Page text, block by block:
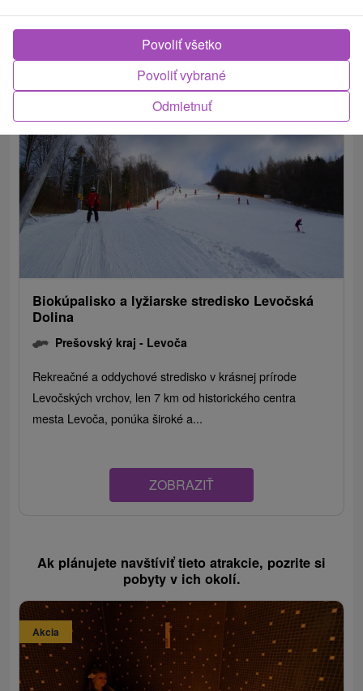
ZOBRAZIŤ
Biokúpalisko a lyžiarske stredisko Levočská
Dolina
Prešovský kraj - Levoča
Rekreačné a oddychové stredisko v krásnej prírode
Levočských vrchov, len 7 km od historického centra
mesta Levoča, ponúka široké a...
ZOBRAZIŤ
Ak plánujete navštíviť tieto atrakcie, pozrite si
pobyty v ich okolí.
Akcia
Odmietnuť
Povoliť vybrané
Povoliť všetko